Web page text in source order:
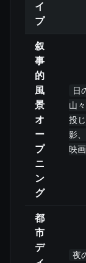
イ
プ
叙
事
的
風
景
オ
ー
プ
ニ
ン
グ
日
山
投
影
映
都
市
デ
夜